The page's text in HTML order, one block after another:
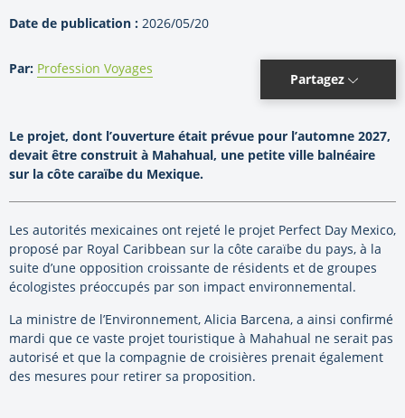
Date de publication : 2026/05/20
Par: Profession Voyages
Partagez
Le projet, dont l’ouverture était prévue pour l’automne 2027,
devait être construit à Mahahual, une petite ville balnéaire
sur la côte caraïbe du Mexique.
Les autorités mexicaines ont rejeté le projet Perfect Day Mexico,
proposé par Royal Caribbean sur la côte caraïbe du pays, à la
suite d’une opposition croissante de résidents et de groupes
écologistes préoccupés par son impact environnemental.
La ministre de l’Environnement, Alicia Barcena, a ainsi confirmé
mardi que ce vaste projet touristique à Mahahual ne serait pas
autorisé et que la compagnie de croisières prenait également
des mesures pour retirer sa proposition.